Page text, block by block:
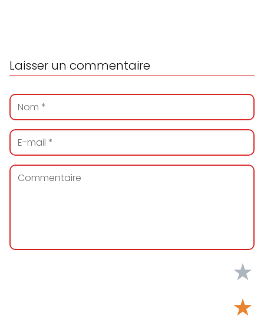
Laisser un commentaire
★
★